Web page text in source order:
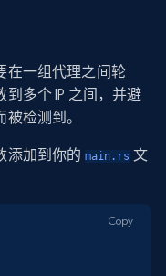
在一组代理之间轮
多个 IP 之间，并避
检测到。
添加到你的 main.rs 文
Copy